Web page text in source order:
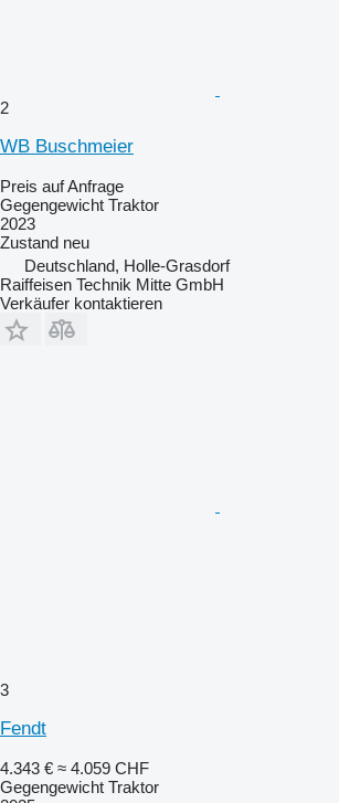
2
WB Buschmeier
Preis auf Anfrage
Gegengewicht Traktor
2023
Zustand neu
Deutschland, Holle-Grasdorf
Raiffeisen Technik Mitte GmbH
Verkäufer kontaktieren
3
Fendt
4.343 € ≈ 4.059 CHF
Gegengewicht Traktor